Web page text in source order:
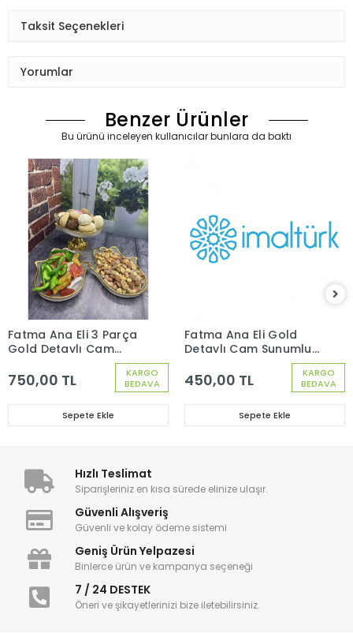
Taksit Seçenekleri
Yorumlar
Benzer Ürünler
Bu ürünü inceleyen kullanıcılar bunlara da baktı
KARGO
BEDAVA
Fatma Ana Eli 3 Parça
Gold Detaylı Cam
Gold Ayaklı 2 Düz
Sunumluk
750,00 TL
Sepete Ekle
KARGO
BEDAVA
Fatma Ana Eli Gold
Detaylı Cam Sunumluk
450,00 TL
Sepete Ekle
Hızlı Teslimat
Siparişleriniz en kısa sürede elinize ulaşır.
Güvenli Alışveriş
Güvenli ve kolay ödeme sistemi
Geniş Ürün Yelpazesi
Binlerce ürün ve kampanya seçeneği
7 / 24 DESTEK
Öneri ve şikayetlerinizi bize iletebilirsiniz.